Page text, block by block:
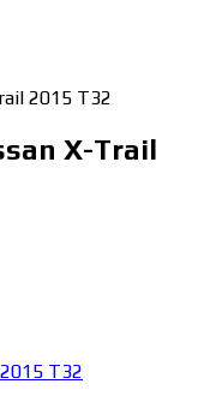
2015 T32
X-Trail